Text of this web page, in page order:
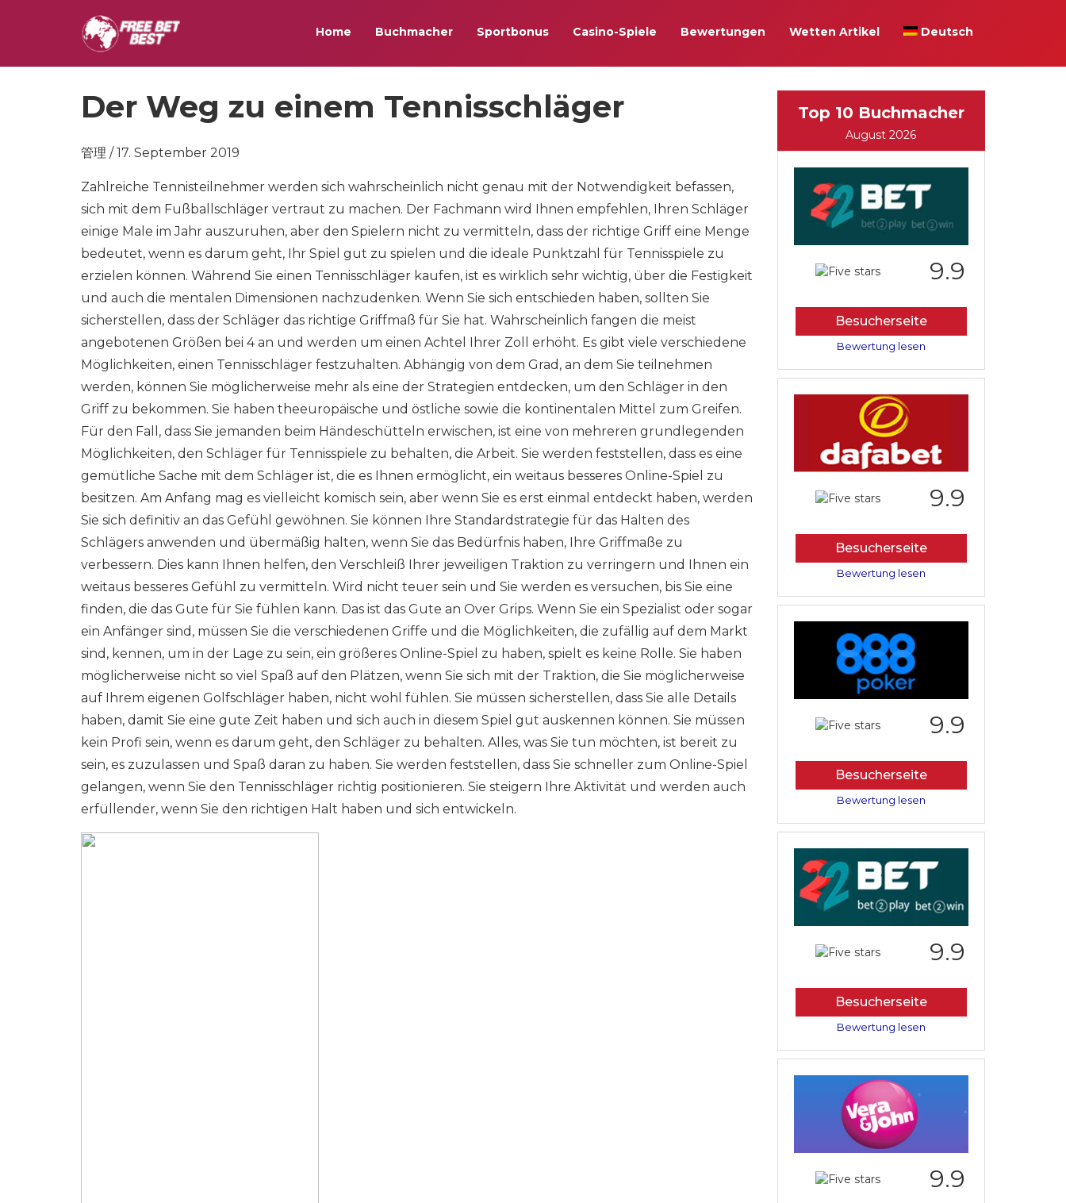
Home Buchmacher Sportbonus Casino-Spiele Bewertungen Wetten Artikel Deutsch
Der Weg zu einem Tennisschläger
管理 / 17. September 2019
Zahlreiche Tennisteilnehmer werden sich wahrscheinlich nicht genau mit der Notwendigkeit befassen,
sich mit dem Fußballschläger vertraut zu machen. Der Fachmann wird Ihnen empfehlen, Ihren Schläger
einige Male im Jahr auszuruhen, aber den Spielern nicht zu vermitteln, dass der richtige Griff eine Menge
bedeutet, wenn es darum geht, Ihr Spiel gut zu spielen und die ideale Punktzahl für Tennisspiele zu
erzielen können. Während Sie einen Tennisschläger kaufen, ist es wirklich sehr wichtig, über die Festigkeit
und auch die mentalen Dimensionen nachzudenken. Wenn Sie sich entschieden haben, sollten Sie
sicherstellen, dass der Schläger das richtige Griffmaß für Sie hat. Wahrscheinlich fangen die meist
angebotenen Größen bei 4 an und werden um einen Achtel Ihrer Zoll erhöht. Es gibt viele verschiedene
Möglichkeiten, einen Tennisschläger festzuhalten. Abhängig von dem Grad, an dem Sie teilnehmen
werden, können Sie möglicherweise mehr als eine der Strategien entdecken, um den Schläger in den
Griff zu bekommen. Sie haben theeuropäische und östliche sowie die kontinentalen Mittel zum Greifen.
Für den Fall, dass Sie jemanden beim Händeschütteln erwischen, ist eine von mehreren grundlegenden
Möglichkeiten, den Schläger für Tennisspiele zu behalten, die Arbeit. Sie werden feststellen, dass es eine
gemütliche Sache mit dem Schläger ist, die es Ihnen ermöglicht, ein weitaus besseres Online-Spiel zu
besitzen. Am Anfang mag es vielleicht komisch sein, aber wenn Sie es erst einmal entdeckt haben, werden
Sie sich definitiv an das Gefühl gewöhnen. Sie können Ihre Standardstrategie für das Halten des
Schlägers anwenden und übermäßig halten, wenn Sie das Bedürfnis haben, Ihre Griffmaße zu
verbessern. Dies kann Ihnen helfen, den Verschleiß Ihrer jeweiligen Traktion zu verringern und Ihnen ein
weitaus besseres Gefühl zu vermitteln. Wird nicht teuer sein und Sie werden es versuchen, bis Sie eine
finden, die das Gute für Sie fühlen kann. Das ist das Gute an Over Grips. Wenn Sie ein Spezialist oder sogar
ein Anfänger sind, müssen Sie die verschiedenen Griffe und die Möglichkeiten, die zufällig auf dem Markt
sind, kennen, um in der Lage zu sein, ein größeres Online-Spiel zu haben, spielt es keine Rolle. Sie haben
möglicherweise nicht so viel Spaß auf den Plätzen, wenn Sie sich mit der Traktion, die Sie möglicherweise
auf Ihrem eigenen Golfschläger haben, nicht wohl fühlen. Sie müssen sicherstellen, dass Sie alle Details
haben, damit Sie eine gute Zeit haben und sich auch in diesem Spiel gut auskennen können. Sie müssen
kein Profi sein, wenn es darum geht, den Schläger zu behalten. Alles, was Sie tun möchten, ist bereit zu
sein, es zuzulassen und Spaß daran zu haben. Sie werden feststellen, dass Sie schneller zum Online-Spiel
gelangen, wenn Sie den Tennisschläger richtig positionieren. Sie steigern Ihre Aktivität und werden auch
erfüllender, wenn Sie den richtigen Halt haben und sich entwickeln.
Top 10 Buchmacher
August 2026
9.9
Besucherseite
Bewertung lesen
9.9
Besucherseite
Bewertung lesen
9.9
Besucherseite
Bewertung lesen
9.9
Besucherseite
Bewertung lesen
9.9